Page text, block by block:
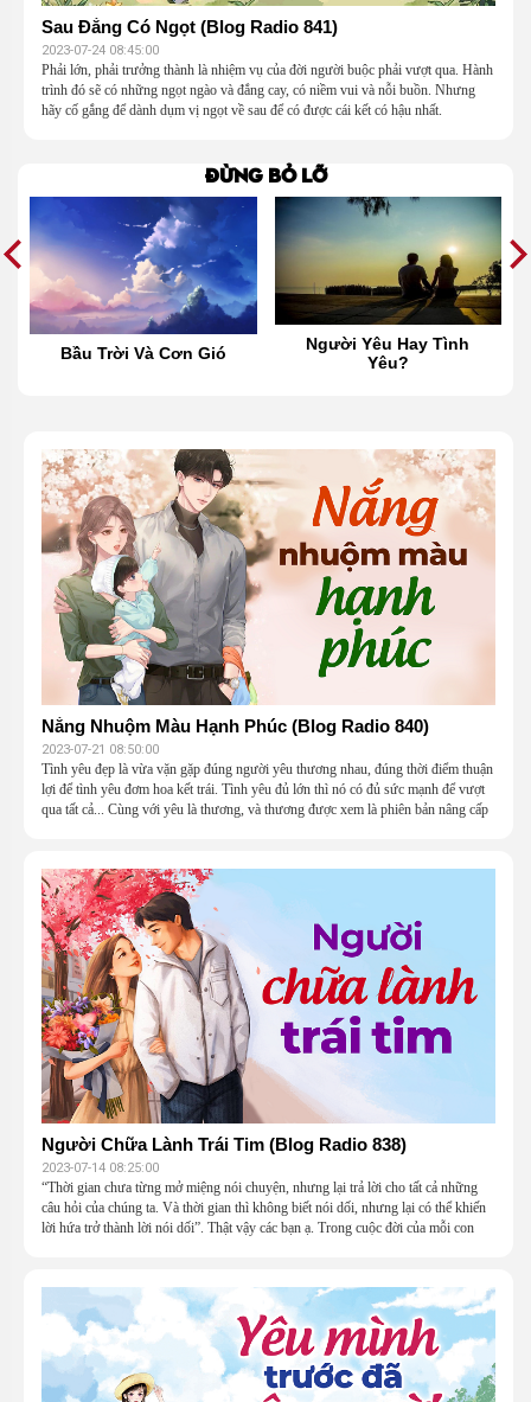
Sau Đắng Có Ngọt (Blog Radio 841)
2023-07-24 08:45:00
Phải lớn, phải trưởng thành là nhiệm vụ của đời người buộc phải vượt qua. Hành
trình đó sẽ có những ngọt ngào và đắng cay, có niềm vui và nỗi buồn. Nhưng
hãy cố gắng để dành dụm vị ngọt về sau để có được cái kết có hậu nhất.
Đừng bỏ lỡ
Bầu Trời Và Cơn Gió
Người Yêu Hay Tình
Yêu?
Nắng Nhuộm Màu Hạnh Phúc (Blog Radio 840)
2023-07-21 08:50:00
Tình yêu đẹp là vừa vặn gặp đúng người yêu thương nhau, đúng thời điểm thuận
lợi để tình yêu đơm hoa kết trái. Tình yêu đủ lớn thì nó có đủ sức mạnh để vượt
qua tất cả... Cùng với yêu là thương, và thương được xem là phiên bản nâng cấp
Người Chữa Lành Trái Tim (Blog Radio 838)
2023-07-14 08:25:00
“Thời gian chưa từng mở miệng nói chuyện, nhưng lại trả lời cho tất cả những
câu hỏi của chúng ta. Và thời gian thì không biết nói dối, nhưng lại có thể khiến
lời hứa trở thành lời nói dối”. Thật vậy các bạn ạ. Trong cuộc đời của mỗi con
trên thế gian này đều phải tốn thời gian chờ đợi. Chờ hạt nảy mầm, chờ chuyến
xe tiếp theo, chờ người…Song song với khoảng thời gian chờ đợi ấy thì ký ức
tình yêu tuổi học trò có lẽ là khoảnh khắc tươi đẹp nhất.